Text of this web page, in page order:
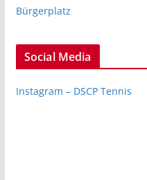
Bürgerplatz
Social Media
Instagram – DSCP Tennis